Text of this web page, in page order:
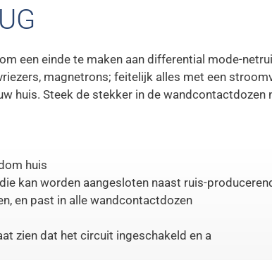
een einde te maken aan differential mode-
magnetrons; feitelijk alles met een
huis. Steek de stekker in de wandcontactdozen
huis
kan worden aangesloten naast ruis-
en past in alle wandcontactdozen
zien dat het circuit ingeschakeld en a